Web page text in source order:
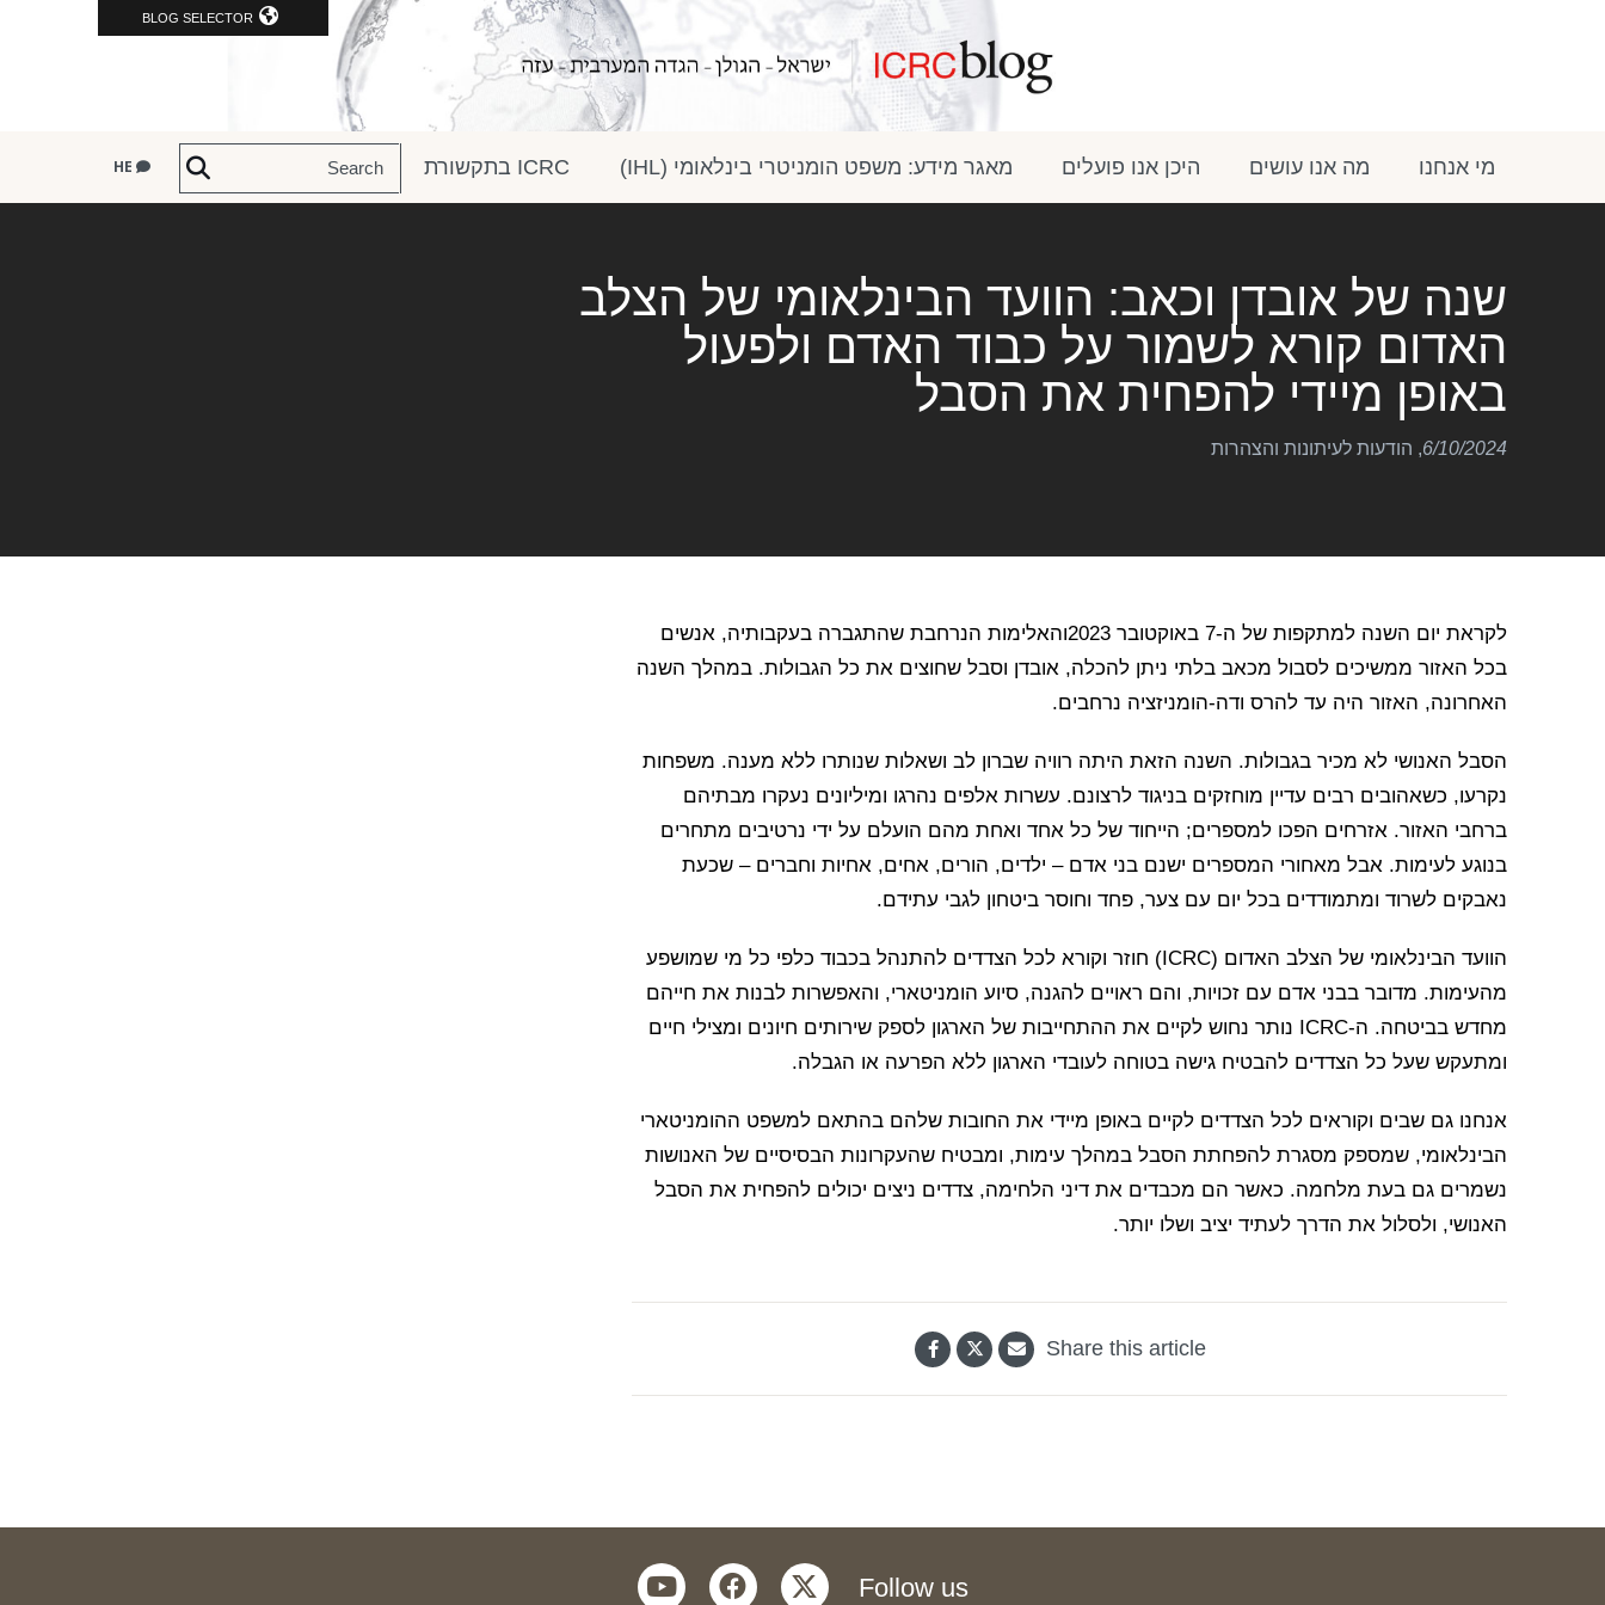
BLOG SELECTOR
מי אנחנו מה אנו עושים היכן אנו פועלים מאגר מידע: משפט הומניטרי בינלאומי (IHL) ICRC בתקשורת
שנה של אובדן וכאב: הוועד הבינלאומי של הצלב
האדום קורא לשמור על כבוד האדם ולפעול
באופן מיידי להפחית את הסבל
6/10/2024
, הודעות לעיתונות והצהרות
לקראת יום השנה למתקפות של ה-7 באוקטובר 2023והאלימות הנרחבת שהתגברה בעקבותיה, אנשים
בכל האזור ממשיכים לסבול מכאב בלתי ניתן להכלה, אובדן וסבל שחוצים את כל הגבולות. במהלך השנה
האחרונה, האזור היה עד להרס ודה-הומניזציה נרחבים.
הסבל האנושי לא מכיר בגבולות. השנה הזאת היתה רוויה שברון לב ושאלות שנותרו ללא מענה. משפחות
נקרעו, כשאהובים רבים עדיין מוחזקים בניגוד לרצונם. עשרות אלפים נהרגו ומיליונים נעקרו מבתיהם
ברחבי האזור. אזרחים הפכו למספרים; הייחוד של כל אחד ואחת מהם הועלם על ידי נרטיבים מתחרים
בנוגע לעימות. אבל מאחורי המספרים ישנם בני אדם – ילדים, הורים, אחים, אחיות וחברים – שכעת
נאבקים לשרוד ומתמודדים בכל יום עם צער, פחד וחוסר ביטחון לגבי עתידם.
הוועד הבינלאומי של הצלב האדום (ICRC) חוזר וקורא לכל הצדדים להתנהל בכבוד כלפי כל מי שמושפע
מהעימות. מדובר בבני אדם עם זכויות, והם ראויים להגנה, סיוע הומניטארי, והאפשרות לבנות את חייהם
מחדש בביטחה. ה-ICRC נותר נחוש לקיים את ההתחייבות של הארגון לספק שירותים חיונים ומצילי חיים
ומתעקש שעל כל הצדדים להבטיח גישה בטוחה לעובדי הארגון ללא הפרעה או הגבלה.
אנחנו גם שבים וקוראים לכל הצדדים לקיים באופן מיידי את החובות שלהם בהתאם למשפט ההומניטארי
הבינלאומי, שמספק מסגרת להפחתת הסבל במהלך עימות, ומבטיח שהעקרונות הבסיסיים של האנושות
נשמרים גם בעת מלחמה. כאשר הם מכבדים את דיני הלחימה, צדדים ניצים יכולים להפחית את הסבל
האנושי, ולסלול את הדרך לעתיד יציב ושלו יותר.
Share this article
Follow us
twitter
facebook
youtube